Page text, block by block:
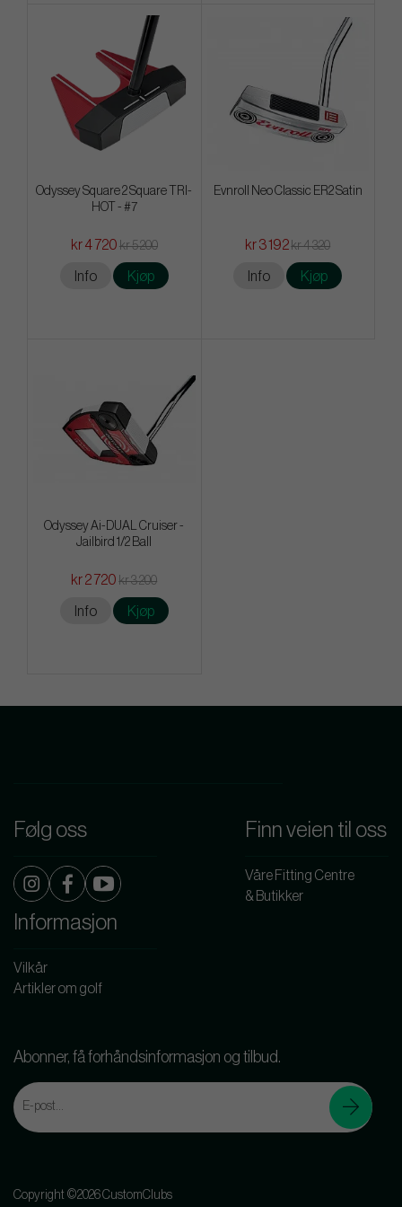
Odyssey Square 2 Square TRI-
HOT - #7
kr 4 720 kr 5 200
Info Kjøp
Evnroll Neo Classic ER2 Satin
kr 3 192kr 4 320
Info Kjøp
Odyssey Ai-DUAL Cruiser -
Jailbird 1/2 Ball
kr 2 720 kr 3 200
Info Kjøp
Følg oss Finn veien til oss
Våre Fitting Centre
& Butikker
Informasjon
Vilkår
Artikler om golf
Abonner, få forhåndsinformasjon og tilbud.
Copyright ©2026 CustomClubs